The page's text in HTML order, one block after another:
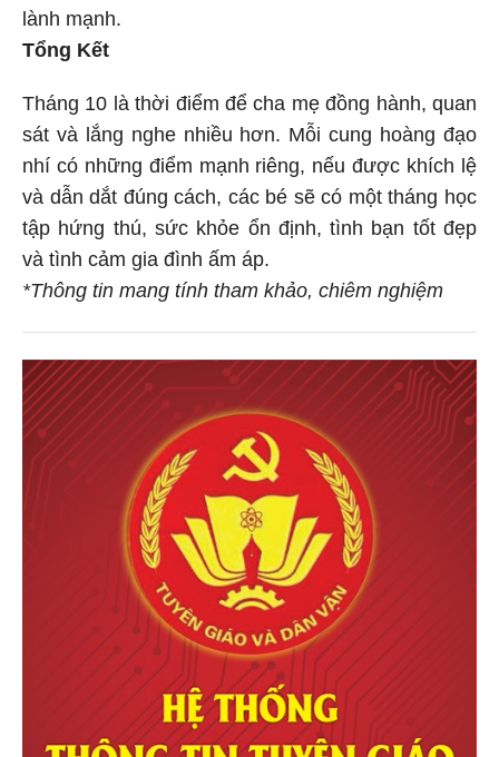
lành mạnh.
Tổng Kết
Tháng 10 là thời điểm để cha mẹ đồng hành, quan
sát và lắng nghe nhiều hơn. Mỗi cung hoàng đạo
nhí có những điểm mạnh riêng, nếu được khích lệ
và dẫn dắt đúng cách, các bé sẽ có một tháng học
tập hứng thú, sức khỏe ổn định, tình bạn tốt đẹp
và tình cảm gia đình ấm áp.
*Thông tin mang tính tham khảo, chiêm nghiệm